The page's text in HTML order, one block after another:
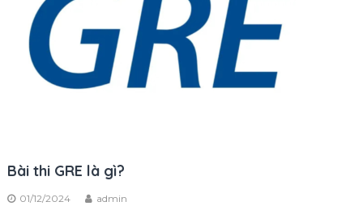
Bài thi GRE là gì?
01/12/2024 admin